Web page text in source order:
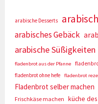
arabische Desserts
arabisches Gebäck
arabische Süßigkeiten
fladenbrot aus der Pfanne
fladenbrot ohne hefe
fladenbrot
Fladenbrot selber machen
Frischkäse machen
küche